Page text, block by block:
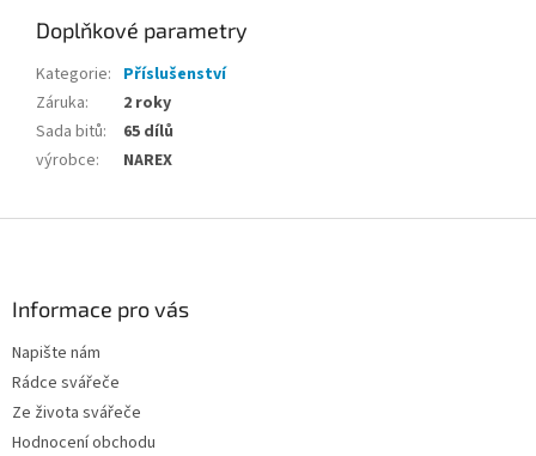
Doplňkové parametry
Kategorie: Příslušenství
Záruka:
2 roky
Sada bitů:
65 dílů
výrobce: NAREX
Informace pro vás
Napište nám
Rádce svářeče
Ze života svářeče
Hodnocení obchodu